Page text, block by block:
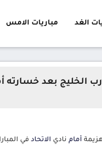
الغد مباريات الامس
الخليج بعد خسارته
أمامنادي الاتحادفي